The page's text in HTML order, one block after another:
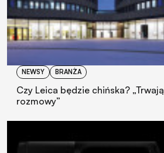
NEWSY BRANŻA
Czy Leica będzie chińska? „Trwają
rozmowy”